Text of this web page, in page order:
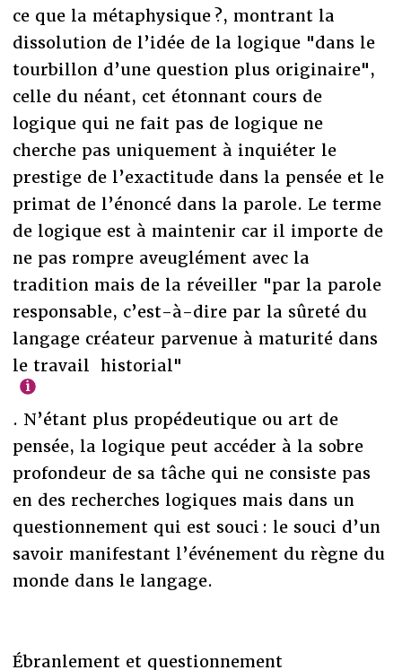
ce que la métaphysique ?, montrant la
dissolution de l’idée de la logique "dans le
tourbillon d’une question plus originaire",
celle du néant, cet étonnant cours de
logique qui ne fait pas de logique ne
cherche pas uniquement à inquiéter le
prestige de l’exactitude dans la pensée et le
primat de l’énoncé dans la parole. Le terme
de logique est à maintenir car il importe de
ne pas rompre aveuglément avec la
tradition mais de la réveiller "par la parole
responsable, c’est-à-dire par la sûreté du
langage créateur parvenue à maturité dans
le travail historial"
. N’étant plus propédeutique ou art de
pensée, la logique peut accéder à la sobre
profondeur de sa tâche qui ne consiste pas
en des recherches logiques mais dans un
questionnement qui est souci : le souci d’un
savoir manifestant l’événement du règne du
monde dans le langage.
Ébranlement et questionnement